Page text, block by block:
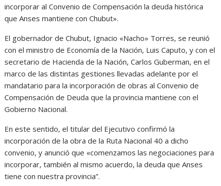
incorporar al Convenio de Compensación la deuda histórica
que Anses mantiene con Chubut».
El gobernador de Chubut, Ignacio «Nacho» Torres, se reunió
con el ministro de Economía de la Nación, Luis Caputo, y con el
secretario de Hacienda de la Nación, Carlos Guberman, en el
marco de las distintas gestiones llevadas adelante por el
mandatario para la incorporación de obras al Convenio de
Compensación de Deuda que la provincia mantiene con el
Gobierno Nacional.
En este sentido, el titular del Ejecutivo confirmó la
incorporación de la obra de la Ruta Nacional 40 a dicho
convenio, y anunció que «comenzamos las negociaciones para
incorporar, también al mismo acuerdo, la deuda que Anses
tiene con nuestra provincia”.